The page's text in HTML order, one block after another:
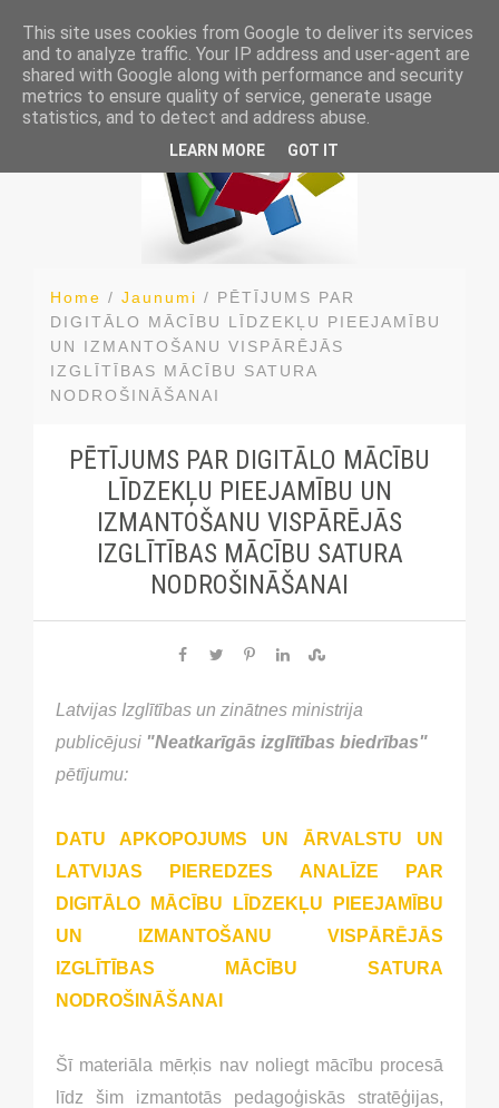
Home / Jaunumi / PĒTĪJUMS PAR
DIGITĀLO MĀCĪBU LĪDZEKĻU PIEEJAMĪBU
UN IZMANTOŠANU VISPĀRĒJĀS
IZGLĪTĪBAS MĀCĪBU SATURA
NODROŠINĀŠANAI
PĒTĪJUMS PAR DIGITĀLO MĀCĪBU
LĪDZEKĻU PIEEJAMĪBU UN
IZMANTOŠANU VISPĀRĒJĀS
IZGLĪTĪBAS MĀCĪBU SATURA
NODROŠINĀŠANAI
Latvijas Izglītības un zinātnes ministrija
publicējusi "Neatkarīgās izglītības biedrības"
pētījumu:
DATU APKOPOJUMS UN ĀRVALSTU UN
LATVIJAS PIEREDZES ANALĪZE PAR
DIGITĀLO MĀCĪBU LĪDZEKĻU PIEEJAMĪBU
UN IZMANTOŠANU VISPĀRĒJĀS
IZGLĪTĪBAS MĀCĪBU SATURA
NODROŠINĀŠANAI
Šī materiāla mērķis nav noliegt mācību procesā
līdz šim izmantotās pedagoģiskās stratēģijas,
This site uses cookies from Google to deliver its services
and to analyze traffic. Your IP address and user-agent are
shared with Google along with performance and security
metrics to ensure quality of service, generate usage
statistics, and to detect and address abuse.
LEARN MORE GOT IT